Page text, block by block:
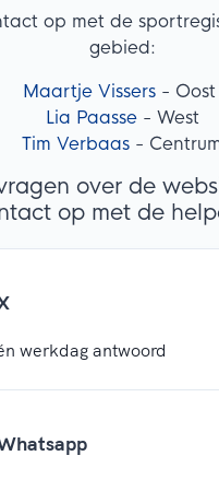
op met de
gebied:
Maartje Vissers - Oost
Lia Paasse- West
Tim Verbaas -
over de
op met de
werkdag antwoord